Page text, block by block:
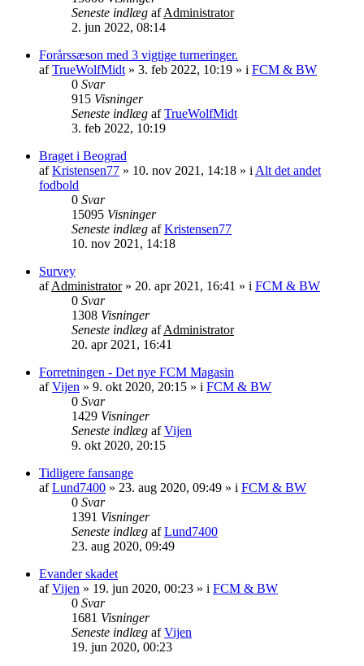
Seneste indlæg afAdministrator
2. jun 2022, 08:14
Forårssæson med 3 vigtige turneringer.
afTrueWolfMidt » 3. feb 2022, 10:19 » i FCM & BW
0 Svar
915 Visninger
Seneste indlæg afTrueWolfMidt
3. feb 2022, 10:19
Braget i Beograd
afKristensen77 » 10. nov 2021, 14:18 » i Alt det andet
fodbold
0 Svar
15095 Visninger
Seneste indlæg afKristensen77
10. nov 2021, 14:18
Survey
afAdministrator» 20. apr 2021, 16:41 » i FCM & BW
0 Svar
1308 Visninger
Seneste indlæg afAdministrator
20. apr 2021, 16:41
Forretningen - Det nye FCM Magasin
afVijen » 9. okt 2020, 20:15 » i FCM & BW
0 Svar
1429 Visninger
Seneste indlæg afVijen
9. okt 2020, 20:15
Tidligere fansange
afLund7400 » 23. aug 2020, 09:49 » i FCM & BW
0 Svar
1391 Visninger
Seneste indlæg afLund7400
23. aug 2020, 09:49
Evander skadet
afVijen » 19. jun 2020, 00:23 » i FCM & BW
0 Svar
1681 Visninger
Seneste indlæg afVijen
19. jun 2020, 00:23